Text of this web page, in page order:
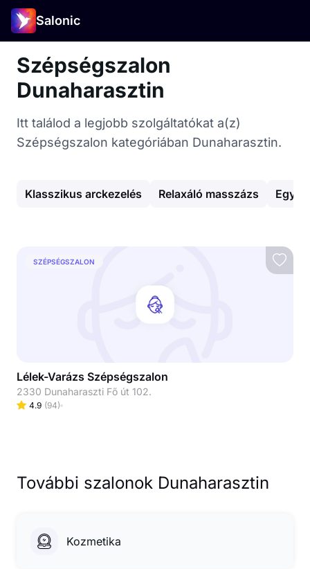
Salonic
Szépségszalon
Dunaharasztin
Itt találod a legjobb szolgáltatókat a(z)
Szépségszalon kategóriában Dunaharasztin.
Klasszikus arckezelés Relaxáló masszázs
SZÉPSÉGSZALON
Lélek-Varázs Szépségszalon
2330 Dunaharaszti Fő út 102.
4.9 (94)
További szalonok Dunaharasztin
Kozmetika